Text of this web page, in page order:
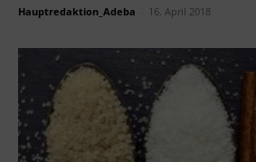
Hauptredaktion_Adeba 16. April 2018